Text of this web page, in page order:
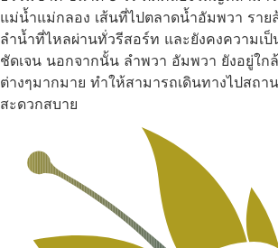
แม่น้ำแม่กลอง เส้นที่ไปตลาดน้ำอัมพวา ราย
ลำน้ำที่ไหลผ่านทั่วรีสอร์ท และยังคงความเป็
ชัดเจน นอกจากนั้น ลำพวา อัมพวา ยังอยู่ใก
ต่างๆมากมาย ทำให้สามารถเดินทางไปสถา
สะดวกสบาย